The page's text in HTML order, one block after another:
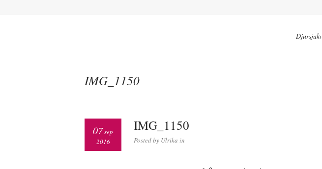
IMG_1150
IMG_1150
Posted by Ulrika in
07sep
2016